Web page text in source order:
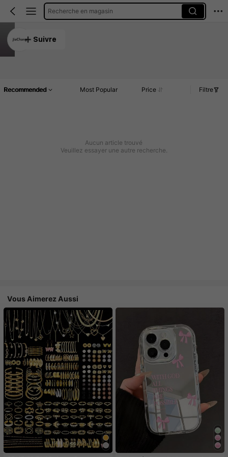
Recherche en magasin
Suivre
Recommended Most Popular Price Filtre
Aucun article trouvé
Veuillez essayer une autre recherche.
Vous Aimerez Aussi